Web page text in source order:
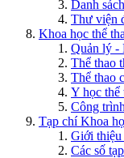
Danh
Thư viện
Khoa học thể
Quản lý -
Thể thao
Thể thao
Y học thể
Công
Tạp chí Khoa
Giới thiệu
Các số